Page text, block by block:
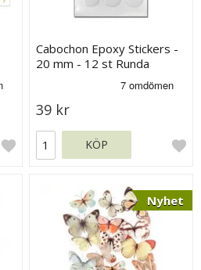
Cabochon Epoxy Stickers -
20 mm - 12 st Runda
39 kr
KÖP
Nyhet